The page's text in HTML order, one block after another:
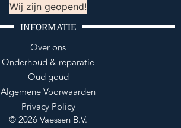
Wij zijn geopend!
INFORMATIE
Over ons
Onderhoud & reparatie
Oud goud
Algemene Voorwaarden
Privacy Policy
© 2026 Vaessen B.V.